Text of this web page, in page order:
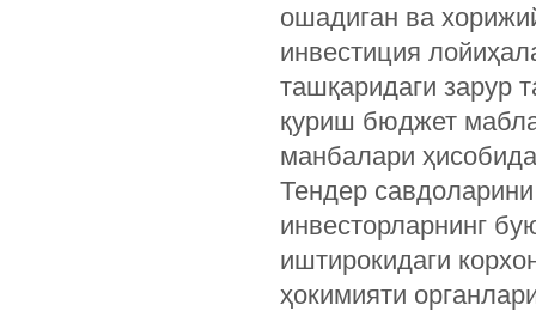
ошадиган ва
инвестиция
ташқаридаги зарур
қуриш бюджет
манбалари
Тендер
инвесторларнинг
иштирокидаги
ҳокимияти